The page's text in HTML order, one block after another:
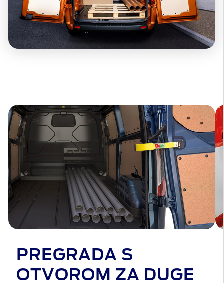
PREGRADA S
OTVOROM ZA DUGE